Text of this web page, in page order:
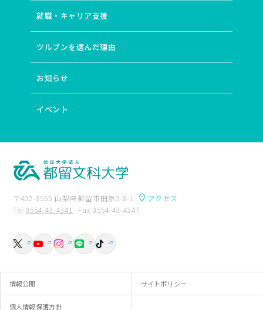
入試資料請求
お問い合わせ
就職・キャリア支援
ツルブンを選んだ理由
お知らせ
イベント
〒402-8555 山梨県都留市田原3-8-1
アクセス
Tel0554-43-4341 Fax 0554-43-4347
情報公開 サイトポリシー
個人情報保護方針